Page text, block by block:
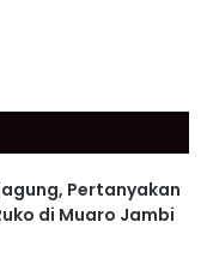
Pertanyakan
di Muaro Jambi